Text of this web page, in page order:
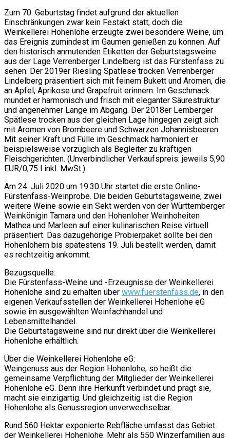
Zum 70. Geburtstag findet aufgrund der aktuellen
Einschränkungen zwar kein Festakt statt, doch die
Weinkellerei Hohenlohe erzeugte zwei besondere Weine, um
das Ereignis zumindest im Gaumen genießen zu können. Auf
den historisch anmutenden Etiketten der Geburtstagsweine
aus der Lage Verrenberger Lindelberg ist das Fürstenfass zu
sehen. Der 2019er Riesling Spätlese trocken Verrenberger
Lindelberg präsentiert sich mit feinem Bukett und Aromen, die
an Apfel, Aprikose und Grapefruit erinnern. Im Geschmack
mundet er harmonisch und frisch mit eleganter Säurestruktur
und angenehmer Länge im Abgang. Der 2018er Lemberger
Spätlese trocken aus der gleichen Lage hingegen zeigt sich
mit Aromen von Brombeere und Schwarzen Johannisbeeren.
Mit seiner Kraft und Fülle im Geschmack harmoniert er
beispielsweise vorzüglich als Begleiter zu kräftigen
Fleischgerichten. (Unverbindlicher Verkaufspreis: jeweils 5,90
EUR/0,75 l inkl. MwSt.)
Am 24. Juli 2020 um 19:30 Uhr startet die erste Online-
Fürstenfass-Weinprobe. Die beiden Geburtstagsweine, zwei
weitere Weine sowie ein Sekt werden von der Württemberger
Weinkönigin Tamara und den Hohenloher Weinhoheiten
Mathea und Marleen auf einer kulinarischen Reise virtuell
präsentiert. Das dazugehörige Probierpaket sollte bei den
Hohenlohern bis spätestens 19. Juli bestellt werden, damit
es rechtzeitig ankommt.
Bezugsquelle:
Die Fürstenfass-Weine und -Erzeugnisse der Weinkellerei
Hohenlohe sind zu erhalten über www.fuerstenfass.de, in den
eigenen Verkaufsstellen der Weinkellerei Hohenlohe eG
sowie im ausgewählten Weinfachhandel und
Lebensmittelhandel.
Die Geburtstagsweine sind nur direkt über die Weinkellerei
Hohenlohe erhältlich.
Über die Weinkellerei Hohenlohe eG:
Weingenuss aus der Region Hohenlohe, so heißt die
gemeinsame Verpflichtung der Mitglieder der Weinkellerei
Hohenlohe eG. Denn ihre Herkunft verbindet und prägt sie,
macht sie einzigartig. Und gleichzeitig ist die Region
Hohenlohe als Genussregion unverwechselbar.
Rund 560 Hektar exponierte Rebfläche umfasst das Gebiet
der Weinkellerei Hohenlohe. Mehr als 550 Winzerfamilien aus